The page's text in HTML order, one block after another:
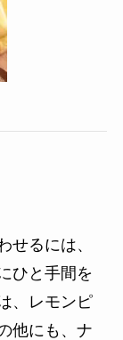
せるには、
ひと手間を
、レモンピ
他にも、ナ